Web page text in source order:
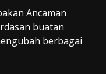
Ancaman
buatan
berbagai